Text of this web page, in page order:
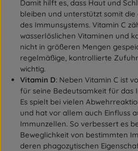
Damit hilft es, dass Haut und
bleiben und unterstützt somit
des Immunsystems. Vitamin C
wasserlöslichen Vitaminen und
nicht in größeren Mengen
regelmäßige, kontrollierte
wichtig.
Vitamin D: Neben Vitamin C ist
für seine Bedeutsamkeit für das
Es spielt bei vielen
und hat vor allem auch Einfluss
Immunzellen. So verbessert es
Beweglichkeit von bestimmten
deren phagozytischen